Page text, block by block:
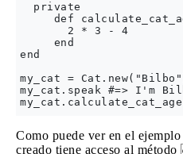
  private
def
       2 * 3 - 4
     end
end
my_cat =
my_cat.speak #=> I'm
Como puede ver en el
creado tiene acceso al método